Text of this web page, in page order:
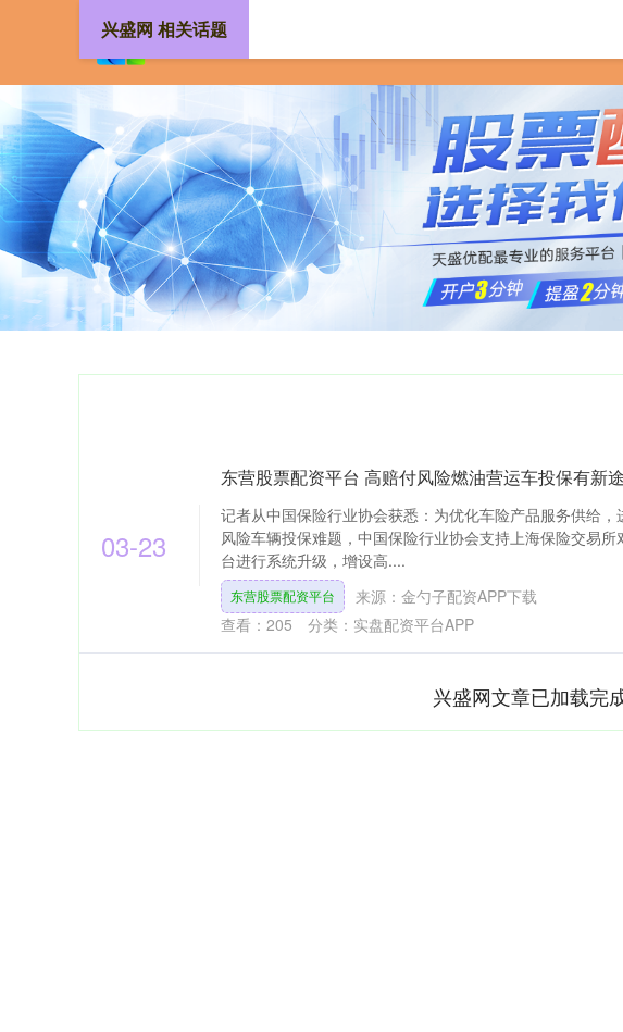
兴盛网 相关话题
03-23
东营股票配资平台 高赔付风险燃油营运车投保有新
记者从中国保险行业协会获悉：为优化车险产品服务供给，
风险车辆投保难题，中国保险行业协会支持上海保险交易所
台进行系统升级，增设高....
东营股票配资平台
来源：金勺子配资APP下载
查看： 205 分类： 实盘配资平台APP
兴盛网文章已加载完